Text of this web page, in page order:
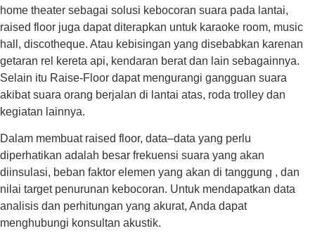
home theater sebagai solusi kebocoran suara pada lantai,
raised floor juga dapat diterapkan untuk karaoke room, music
hall, discotheque. Atau kebisingan yang disebabkan karenan
getaran rel kereta api, kendaran berat dan lain sebagainnya.
Selain itu Raise-Floor dapat mengurangi gangguan suara
akibat suara orang berjalan di lantai atas, roda trolley dan
kegiatan lainnya.
Dalam membuat raised floor, data–data yang perlu
diperhatikan adalah besar frekuensi suara yang akan
diinsulasi, beban faktor elemen yang akan di tanggung , dan
nilai target penurunan kebocoran. Untuk mendapatkan data
analisis dan perhitungan yang akurat, Anda dapat
menghubungi konsultan akustik.